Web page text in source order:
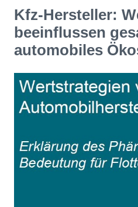
Kfz-Hersteller:
beeinflussen
automobiles